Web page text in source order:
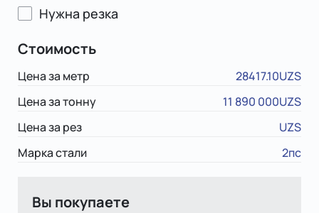
Нужна резка
Стоимость
Цена за метр
28417.10UZS
Цена за тонну
11 890 000UZS
Цена за рез
UZS
Марка стали
2пс
Вы покупаете